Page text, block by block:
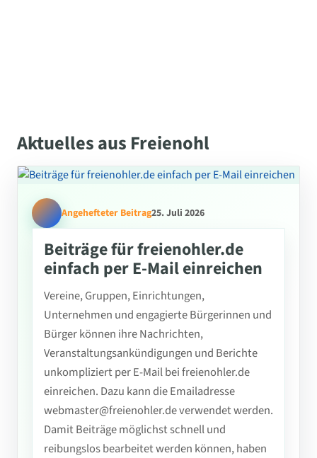
Aktuelles aus Freienohl
Angehefteter Beitrag25. Juli 2026
Beiträge für freienohler.de
einfach per E-Mail einreichen
Vereine, Gruppen, Einrichtungen,
Unternehmen und engagierte Bürgerinnen und
Bürger können ihre Nachrichten,
Veranstaltungsankündigungen und Berichte
unkompliziert per E-Mail bei freienohler.de
einreichen. Dazu kann die Emailadresse
webmaster@freienohler.de verwendet werden.
Damit Beiträge möglichst schnell und
reibungslos bearbeitet werden können, haben